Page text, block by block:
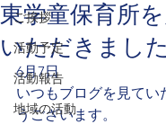
ご挨拶
活動予定
活動報告
地域の活動
東学童保育所
いただきました
6月7日
いつもブログを見てい
うございます。